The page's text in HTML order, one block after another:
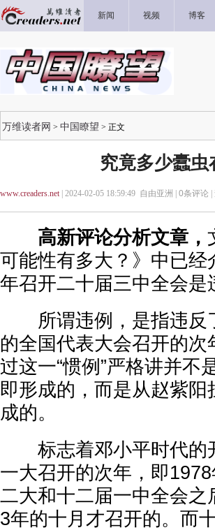
新闻 视频 博客
万维读者网 > 中国瞭望 > 正文
究竟多少蠹
www.creaders.net| 2024-02-05 18:59:49 自由亚洲 | 0条评论 |
高新评论分析文章，
可能性有多大？》中已
年召开二十届三中全会是
所谓违例，是指违反
的全国代表大会召开的次
过这一“惯例”严格讲并不
即形成的，而是从赵紫
成的。
标志着邓小平时代的
一大召开的次年，即
二大和十二届一中全会
3年的十月才召开的。而